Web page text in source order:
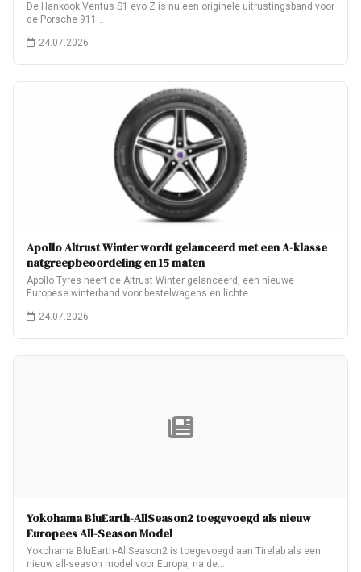
De Hankook Ventus S1 evo Z is nu een originele uitrustingsband voor
de Porsche 911…
24.07.2026
Apollo Altrust Winter wordt gelanceerd met een A-klasse
natgreepbeoordeling en 15 maten
Apollo Tyres heeft de Altrust Winter gelanceerd, een nieuwe
Europese winterband voor bestelwagens en lichte…
24.07.2026
Yokohama BluEarth-AllSeason2 toegevoegd als nieuw
Europees All-Season Model
Yokohama BluEarth-AllSeason2 is toegevoegd aan Tirelab als een
nieuw all-season model voor Europa, na de…